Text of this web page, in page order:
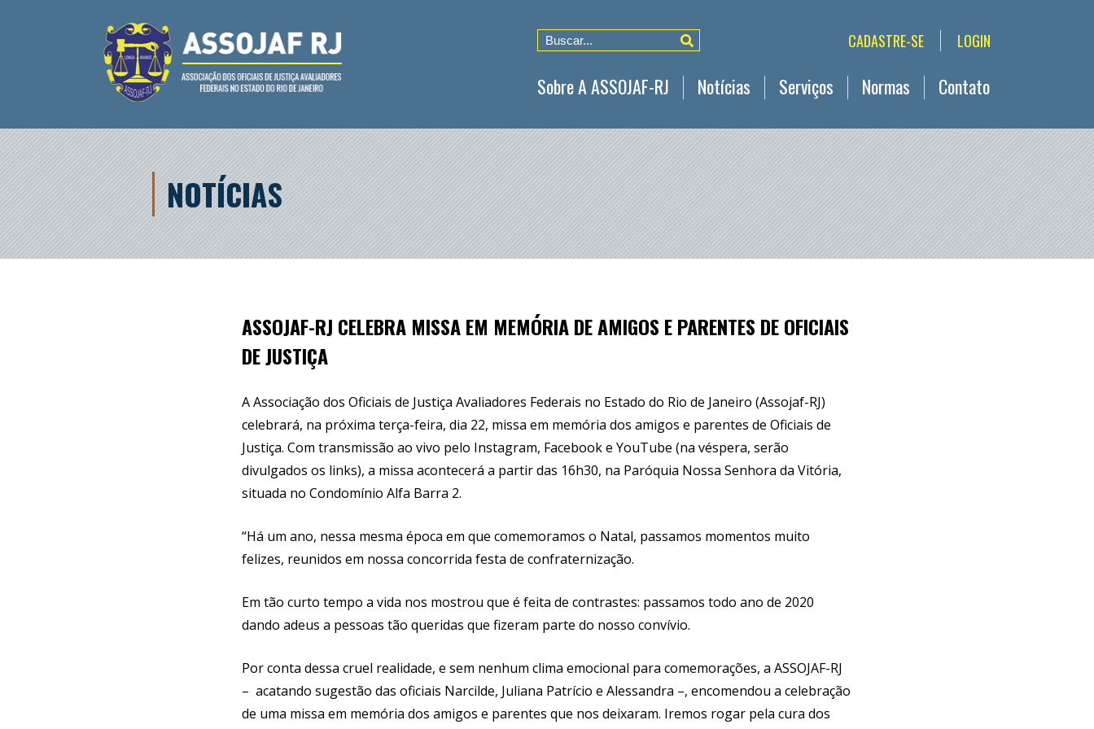
CADASTRE-SE LOGIN
Sobre A ASSOJAF-RJ Notícias Serviços Normas Contato
NOTÍCIAS
ASSOJAF-RJ CELEBRA MISSA EM MEMÓRIA DE AMIGOS E PARENTES DE OFICIAIS
DE JUSTIÇA
A Associação dos Oficiais de Justiça Avaliadores Federais no Estado do Rio de Janeiro (Assojaf-RJ)
celebrará, na próxima terça-feira, dia 22, missa em memória dos amigos e parentes de Oficiais de
Justiça. Com transmissão ao vivo pelo Instagram, Facebook e YouTube (na véspera, serão
divulgados os links), a missa acontecerá a partir das 16h30, na Paróquia Nossa Senhora da Vitória,
situada no Condomínio Alfa Barra 2.
“Há um ano, nessa mesma época em que comemoramos o Natal, passamos momentos muito
felizes, reunidos em nossa concorrida festa de confraternização.
Em tão curto tempo a vida nos mostrou que é feita de contrastes: passamos todo ano de 2020
dando adeus a pessoas tão queridas que fizeram parte do nosso convívio.
Por conta dessa cruel realidade, e sem nenhum clima emocional para comemorações, a ASSOJAF-RJ
– acatando sugestão das oficiais Narcilde, Juliana Patrício e Alessandra –, encomendou a celebração
de uma missa em memória dos amigos e parentes que nos deixaram. Iremos rogar pela cura dos
LOGIN DO ASSOCIADO
EMAIL
SENHA